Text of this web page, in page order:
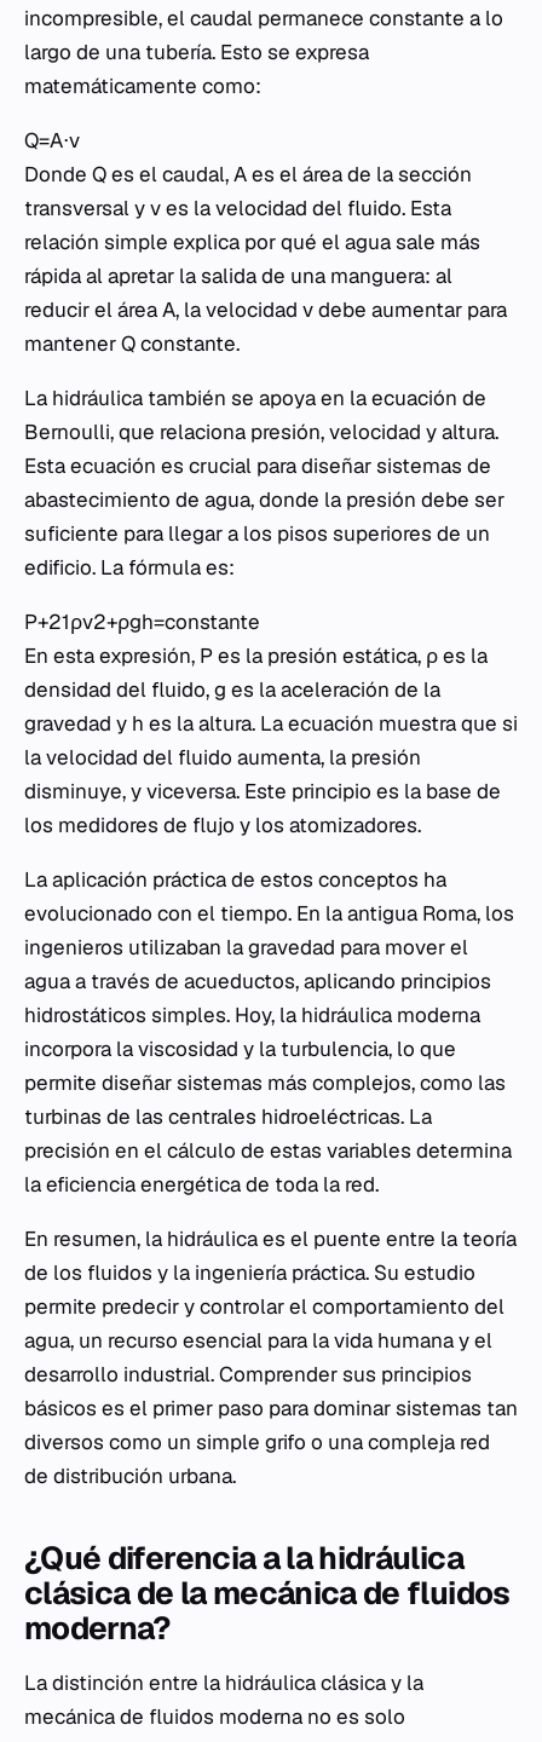
incompresible, el caudal permanece constante a lo
largo de una tubería. Esto se expresa
matemáticamente como:
Q=A⋅v
Donde Q es el caudal, A es el área de la sección
transversal y v es la velocidad del fluido. Esta
relación simple explica por qué el agua sale más
rápida al apretar la salida de una manguera: al
reducir el área A, la velocidad v debe aumentar para
mantener Q constante.
La hidráulica también se apoya en la ecuación de
Bernoulli, que relaciona presión, velocidad y altura.
Esta ecuación es crucial para diseñar sistemas de
abastecimiento de agua, donde la presión debe ser
suficiente para llegar a los pisos superiores de un
edificio. La fórmula es:
P+21​ρv2+ρgh=constante
En esta expresión, P es la presión estática, ρ es la
densidad del fluido, g es la aceleración de la
gravedad y h es la altura. La ecuación muestra que si
la velocidad del fluido aumenta, la presión
disminuye, y viceversa. Este principio es la base de
los medidores de flujo y los atomizadores.
La aplicación práctica de estos conceptos ha
evolucionado con el tiempo. En la antigua Roma, los
ingenieros utilizaban la gravedad para mover el
agua a través de acueductos, aplicando principios
hidrostáticos simples. Hoy, la hidráulica moderna
incorpora la viscosidad y la turbulencia, lo que
permite diseñar sistemas más complejos, como las
turbinas de las centrales hidroeléctricas. La
precisión en el cálculo de estas variables determina
la eficiencia energética de toda la red.
En resumen, la hidráulica es el puente entre la teoría
de los fluidos y la ingeniería práctica. Su estudio
permite predecir y controlar el comportamiento del
agua, un recurso esencial para la vida humana y el
desarrollo industrial. Comprender sus principios
básicos es el primer paso para dominar sistemas tan
diversos como un simple grifo o una compleja red
de distribución urbana.
¿Qué diferencia a la hidráulica
clásica de la mecánica de fluidos
moderna?
La distinción entre la hidráulica clásica y la
mecánica de fluidos moderna no es solo